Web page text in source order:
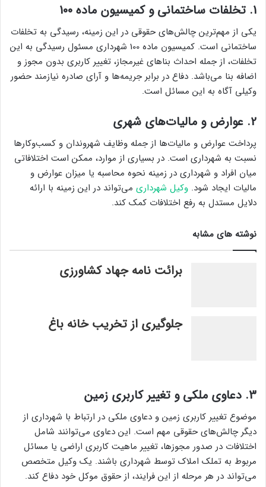
1. تخلفات ساختمانی و کمیسیون ماده 100
یکی از مهم‌ترین چالش‌های حقوقی در این زمینه، رسیدگی به تخلفات
ساختمانی است. کمیسیون ماده 100 شهرداری مسئول رسیدگی به این
تخلفات، از جمله احداث بناهای غیرمجاز، تغییر کاربری بدون مجوز و
اضافه بنا می‌باشد. دفاع در برابر جریمه‌ها و آرای صادره نیازمند حضور
وکیلی آگاه به این مسائل است.
2. عوارض و مالیات‌های شهری
پرداخت عوارض و مالیات‌ها از جمله وظایف شهروندان و کسب‌وکارها
نسبت به شهرداری است. در بسیاری از موارد، ممکن است اختلافاتی
میان افراد و شهرداری در زمینه نحوه محاسبه یا میزان عوارض و
مالیات ایجاد شود. وکیل شهرداری می‌تواند در این زمینه با ارائه
دلایل مستدل به رفع اختلافات کمک کند.
نوشته های مشابه
برائت نامه جهاد کشاورزی
جلوگیری از تخریب خانه باغ
3. دعاوی ملکی و تغییر کاربری زمین
موضوع تغییر کاربری زمین و دعاوی ملکی در ارتباط با شهرداری از
دیگر چالش‌های حقوقی مهم است. این دعاوی می‌توانند شامل
اختلافات در صدور مجوزها، تغییر ماهیت کاربری اراضی یا مسائل
مربوط به تملک املاک توسط شهرداری باشند. یک وکیل متخصص
می‌تواند در هر مرحله از این فرایند، از حقوق موکل خود دفاع کند.